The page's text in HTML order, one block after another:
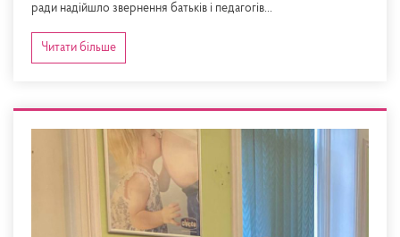
ради надійшло звернення батьків і педагогів...
Читати більше